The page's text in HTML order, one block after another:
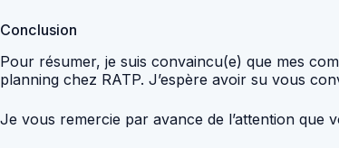
Conclusion
Pour résumer, je suis convaincu(e) que mes
planning chez RATP. J’espère avoir su vous
Je vous remercie par avance de l’attention